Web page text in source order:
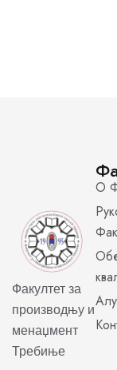
Факултет за
производњу и
менаџмент
Требиње
О